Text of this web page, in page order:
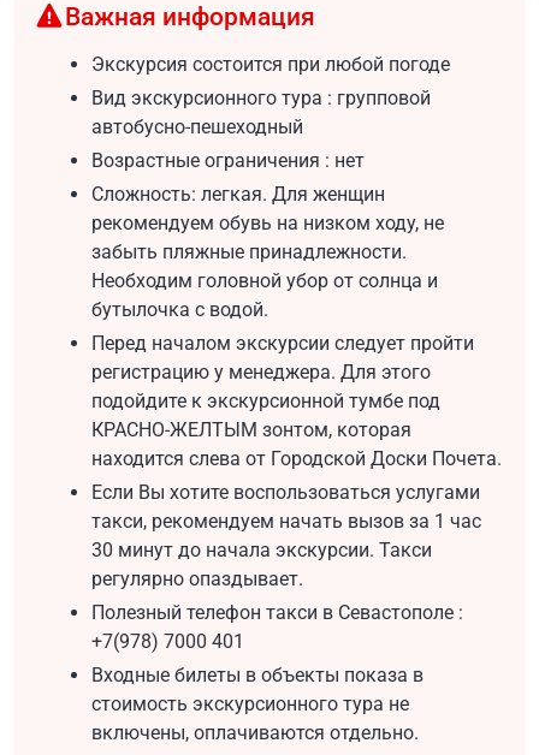
Важная информация
Экскурсия состоится при любой погоде
Вид экскурсионного тура : групповой
автобусно-пешеходный
Возрастные ограничения : нет
Сложность: легкая. Для женщин
рекомендуем обувь на низком ходу, не
забыть пляжные принадлежности.
Необходим головной убор от солнца и
бутылочка с водой.
Перед началом экскурсии следует пройти
регистрацию у менеджера. Для этого
подойдите к экскурсионной тумбе под
КРАСНО-ЖЕЛТЫМ зонтом, которая
находится слева от Городской Доски Почета.
Если Вы хотите воспользоваться услугами
такси, рекомендуем начать вызов за 1 час
30 минут до начала экскурсии. Такси
регулярно опаздывает.
Полезный телефон такси в Севастополе :
+7(978) 7000 401
Входные билеты в объекты показа в
стоимость экскурсионного тура не
включены, оплачиваются отдельно.